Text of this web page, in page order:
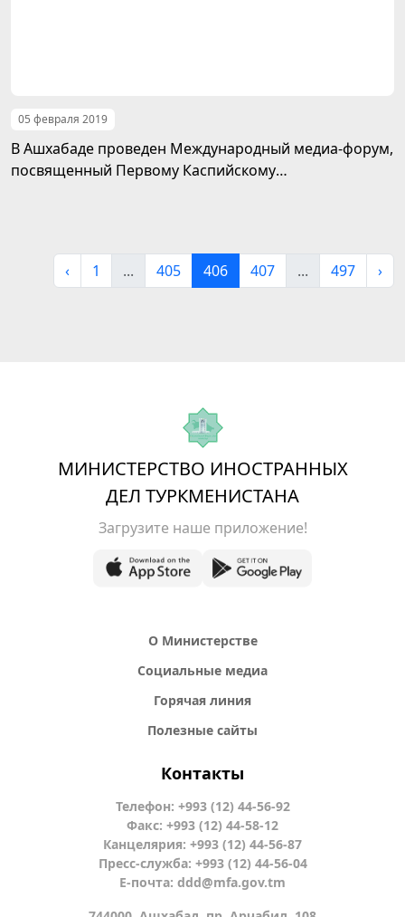
05 февраля 2019
В Ашхабаде проведен Международный медиа-форум,
посвященный Первому Каспийскому
‹ 1 ... 405 406 407 ... 497 ›
МИНИСТЕРСТВО ИНОСТРАННЫХ
ДЕЛ ТУРКМЕНИСТАНА
Загрузите наше приложение!
О Министерстве
Социальные медиа
Горячая линия
Полезные сайты
Контакты
Телефон: +993 (12) 44-56-92
Факс: +993 (12) 44-58-12
Канцелярия: +993 (12) 44-56-87
Пресс-служба: +993 (12) 44-56-04
Е-почта: ddd@mfa.gov.tm